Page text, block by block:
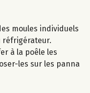
moules individuels
réfrigérateur.
à la poêle les
les sur les panna